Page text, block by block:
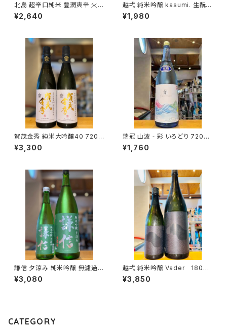
北島 超辛口純米 豊潤爽辛 火入
1800ml１本（北島酒造・滋賀県
湖南市針）
¥2,640
越弌 純米吟醸 kasumi. 生酛
welcome 硝酸還元菌 720ml
１本（株式会社越後鶴亀・新潟県
¥1,980
賀茂金秀 純米大吟醸40 720m
l１本（金光酒造・広島県東広島
市黒瀬町）
¥3,300
瑞冠 山波‐彩 いろどり 720ml
１本（山岡酒造・広島県三次市甲
奴町）
¥1,760
謙信 夕涼み 純米吟醸 無濾過生
1800ml１本（池田屋酒造・新潟
県糸魚川市新鉄）
¥3,080
越弌 純米吟醸 Vader 1800
ml１本（株式会社越後鶴亀・新
潟県新潟市西蒲区竹野町）
¥3,850
CATEGORY